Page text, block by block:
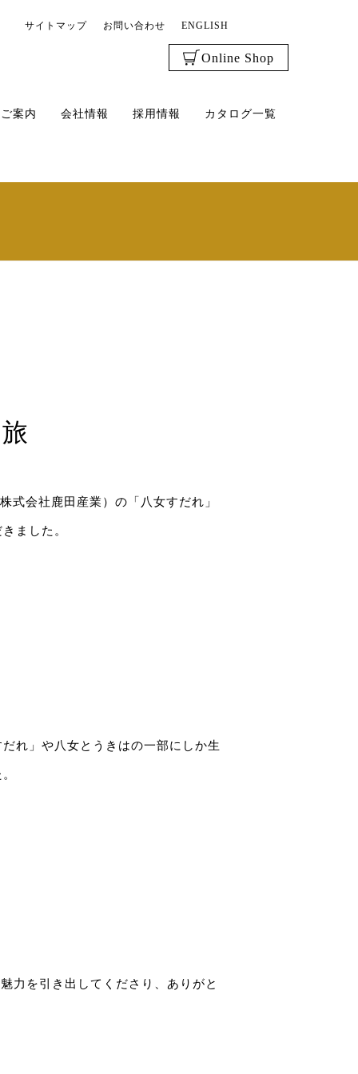
サイトマップ お問い合わせ ENGLISH
Online Shop
案内 会社情報 採用情報 カタログ一覧
式会社鹿田産業）の「八女すだれ」
ました。
れ」や八女とうきはの一部にしか生
力を引き出してくださり、ありがと